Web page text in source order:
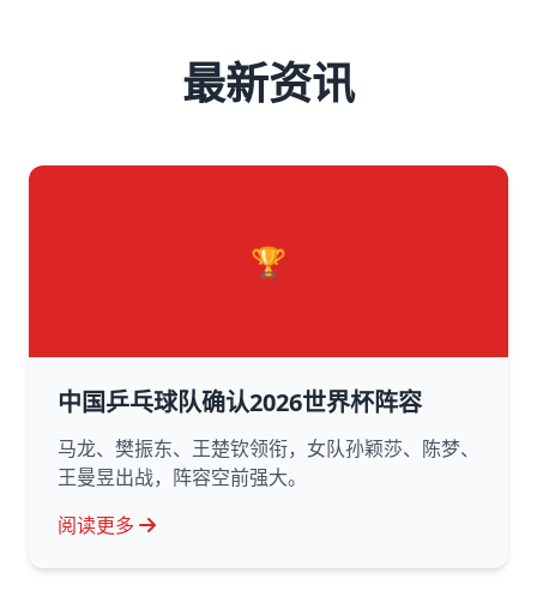
最新资讯
🏆
中国乒乓球队确认2026世界杯阵容
马龙、樊振东、王楚钦领衔，女队孙颖莎、陈梦、
王曼昱出战，阵容空前强大。
阅读更多